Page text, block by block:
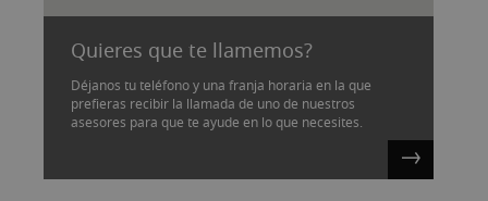
Quieres que te llamemos?
Déjanos tu teléfono y una franja horaria en la que
prefieras recibir la llamada de uno de nuestros
asesores para que te ayude en lo que necesites.